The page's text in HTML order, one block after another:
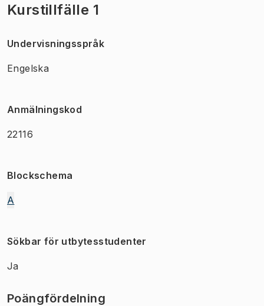
Kurstillfälle 1
Undervisningsspråk
Engelska
Anmälningskod
22116
Blockschema
A
Sökbar för utbytesstudenter
Ja
Poängfördelning